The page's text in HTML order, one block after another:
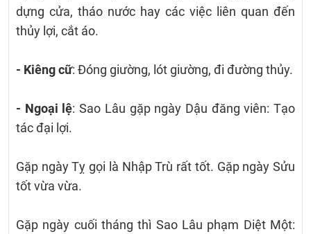
dựng cửa, tháo nước hay các việc liên quan đến
thủy lợi, cắt áo.
- Kiêng cữ: Đóng giường, lót giường, đi đường thủy.
- Ngoại lệ: Sao Lâu gặp ngày Dậu đăng viên: Tạo
tác đại lợi.
Gặp ngày Tỵ gọi là Nhập Trù rất tốt. Gặp ngày Sửu
tốt vừa vừa.
Gặp ngày cuối tháng thì Sao Lâu phạm Diệt Một: